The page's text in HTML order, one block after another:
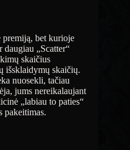
bet kurioje
„Scatter“
skaičius
išsklaidymų skaičių.
nuosekli, tačiau
jums nereikalaujant
„labiau to paties“
pakeitimas.